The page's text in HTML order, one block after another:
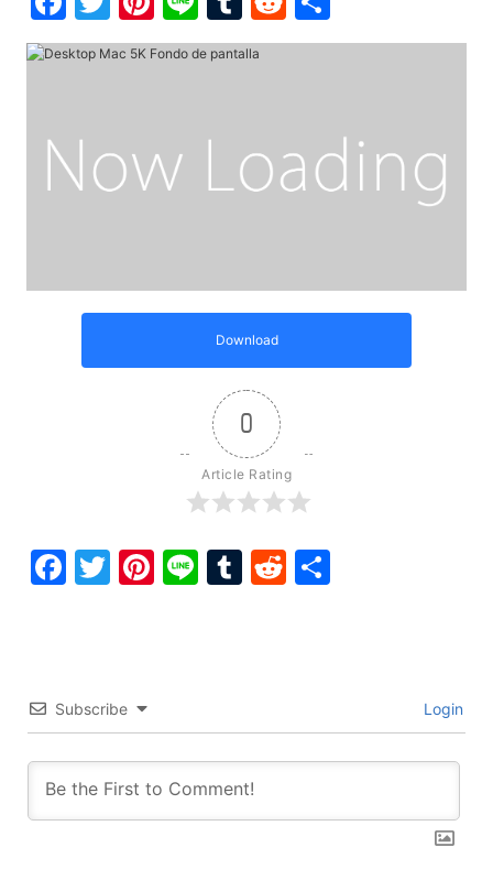
Download
0
Article Rating
Facebook
Twitter
Pinterest
LineTumblr
Reddit
Subscribe Login